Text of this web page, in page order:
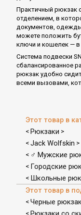
Практичный рюкзак
отделением, в
документов,
можете положить
ключи и кошелек — в
Система подвески
сбалансированное
рюкзак удобно
всеми вызовами,
Этот товар в
< Рюкзаки >
< Jack Wolfskin >
< ♂ Мужские
< Городские
< Школьные
Этот товар в
< Черные
<